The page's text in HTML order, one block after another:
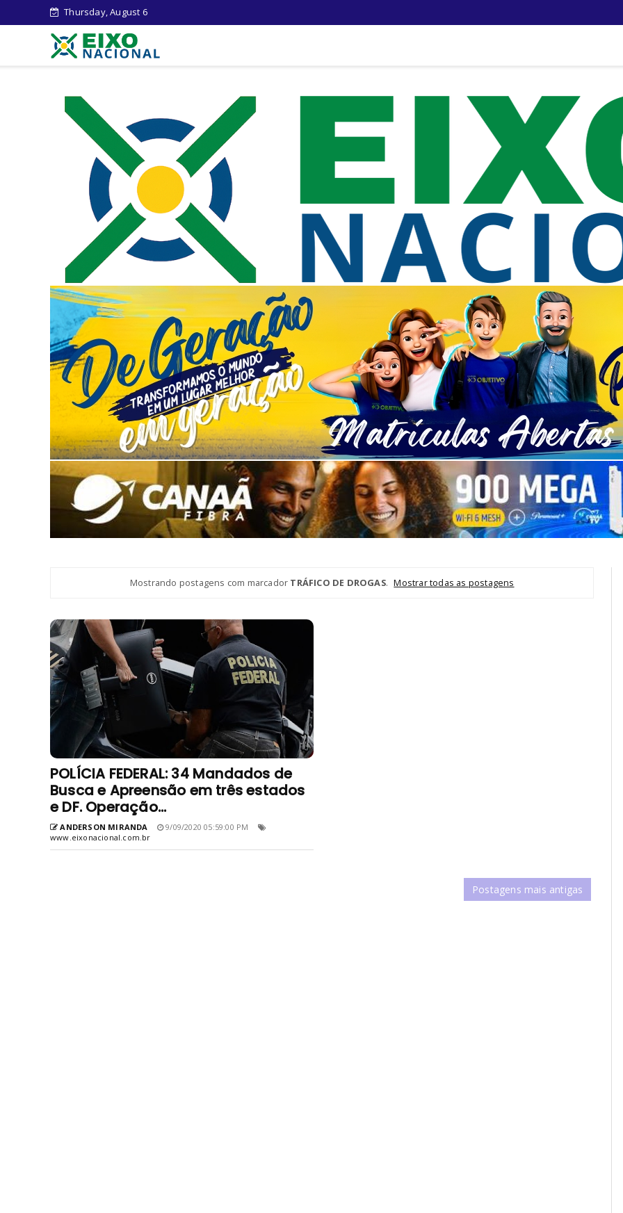
Thursday, August 6
Mostrando postagens com marcador TRÁFICO DE DROGAS. Mostrar todas as postagens
POLÍCIA FEDERAL: 34 Mandados de
Busca e Apreensão em três estados
e DF. Operação...
ANDERSON MIRANDA
9/09/2020 05:59:00 PM
www.eixonacional.com.br
Postagens mais antigas